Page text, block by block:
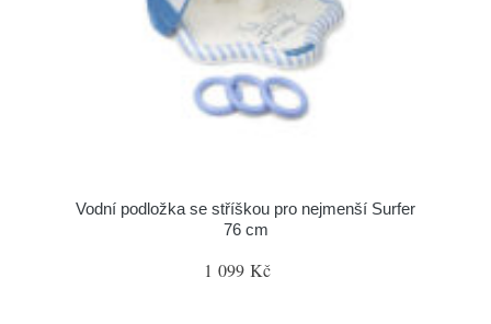
Vodní podložka se stříškou pro nejmenší Surfer
76 cm
1 099 Kč